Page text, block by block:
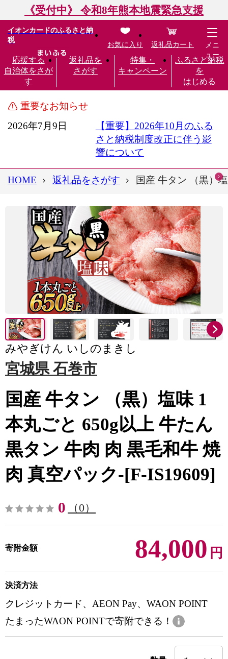
《受付中》 令和8年熊本地震緊急支援
イオンカードのふるさと納
税
応援する
自治体をさが
す
返礼品を
さがす
特集・
キャンペーン
ふるさと納税
を
はじめる
お気に入り 返礼品カート
メニ
ュー
重要なお知らせ
2026年7月9日
【重要】2026年10月のふる
さと納税制度改正に伴う影
響について
HOME 返礼品をさがす 国産 牛タン （黒）
みやぎけん いしのまきし
宮城県 石巻市
国産 牛タン （黒）塩味 1
本丸ごと 650g以上 牛たん
黒タン 牛肉 肉 黒毛和牛 焼
肉 真空パック-[F-IS19609]
0 （0）
寄附金額 84,000 円
決済方法
クレジットカード、AEON Pay、WAON POINT
たまったWAON POINTで寄附できる！